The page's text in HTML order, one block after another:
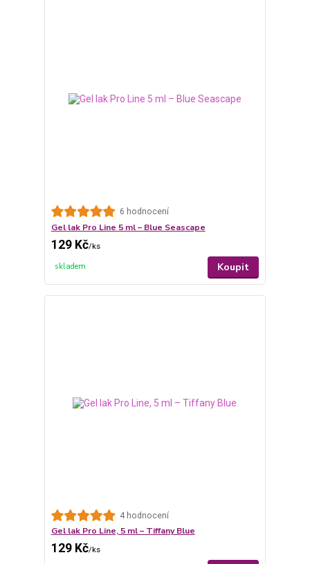
6 hodnocení
Gel lak Pro Line 5 ml – Blue Seascape
129 Kč/ks
skladem Koupit
4 hodnocení
Gel lak Pro Line, 5 ml – Tiffany Blue
129 Kč/ks